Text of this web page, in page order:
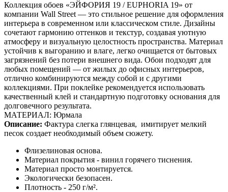
Коллекция обоев «ЭЙФОРИЯ 19 / EUPHORIA 19» от
компании Wall Street — это стильное решение для оформления
интерьера в современном или классическом стиле. Дизайны
сочетают гармонию оттенков и текстур, создавая уютную
атмосферу и визуальную целостность пространства. Материал
устойчив к выгоранию и влаге, легко очищается от бытовых
загрязнений без потери внешнего вида. Обои подходят для
любых помещений — от жилых до офисных интерьеров,
отлично комбинируются между собой и с другими
коллекциями. При поклейке рекомендуется использовать
качественный клей и стандартную подготовку основания для
долговечного результата.
МАТЕРИАЛ: Юрмала
Описание: Фактура слегка глянцевая, имитирует мелкий
песок создает необходимый объем сюжету.
Флизелиновая основа.
Материал покрытия - винил горячего тиснения.
Материал просто монтируется.
Экологически безопасен.
Плотность - 250 г/м².